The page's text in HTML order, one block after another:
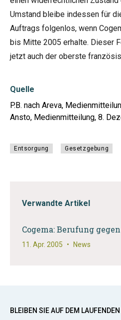
Umstand bleibe indessen für
Auftrags folgenlos, wenn
bis Mitte 2005 erhalte. Dieser
jetzt auch der oberste
Quelle
P.B. nach Areva,
Ansto, Medienmitteilung, 8.
Entsorgung Gesetzgebung
Verwandte Artikel
Cogema: Berufung
11. Apr. 2005 • News
BLEIBEN SIE AUF DEM LAUFENDEN